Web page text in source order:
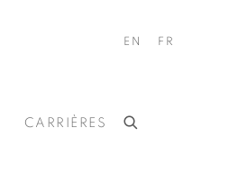
CARRIÈRES
EN FR